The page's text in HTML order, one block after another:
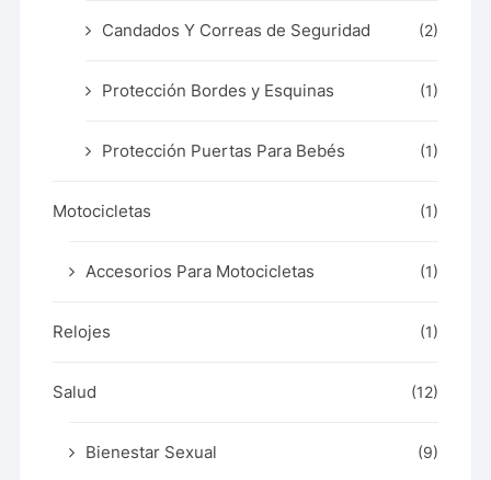
Candados Y Correas de Seguridad (2)
Protección Bordes y Esquinas (1)
Protección Puertas Para Bebés (1)
Motocicletas (1)
Accesorios Para Motocicletas (1)
Relojes (1)
Salud (12)
Bienestar Sexual (9)